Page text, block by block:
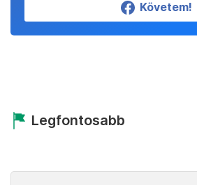
Követem!
Legfontosabb